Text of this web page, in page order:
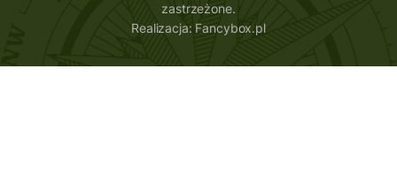
zastrzeżone.
Realizacja: Fancybox.pl